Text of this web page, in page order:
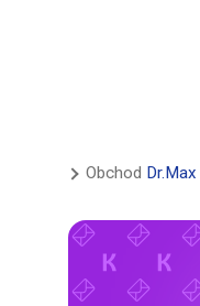
Obchod Dr.Max